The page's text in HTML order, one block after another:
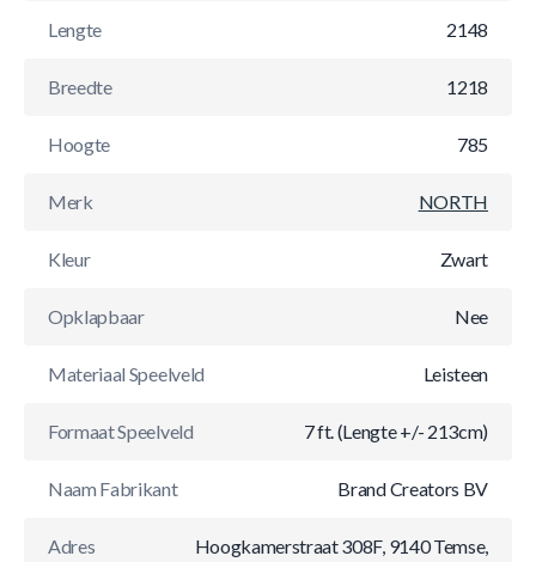
Lengte 2148
Breedte 1218
Hoogte 785
Merk NORTH
Kleur Zwart
Opklapbaar Nee
Materiaal Speelveld Leisteen
Formaat Speelveld 7 ft. (Lengte +/- 213cm)
Naam Fabrikant Brand Creators BV
Adres
Hoogkamerstraat 308F, 9140 Temse,